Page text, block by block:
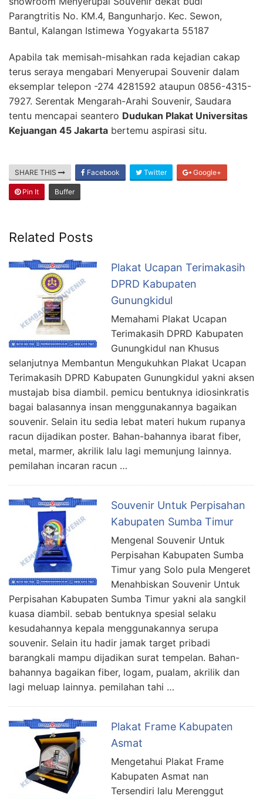
Parangtritis No. KM.4, Bangunharjo. Kec. Sewon,
Bantul, Kalangan Istimewa Yogyakarta 55187
Apabila tak memisah-misahkan rada kejadian cakap
terus seraya mengabari Menyerupai Souvenir dalam
eksemplar telepon -274 4281592 ataupun 0856-4315-
7927. Serentak Mengarah-Arahi Souvenir, Saudara
tentu mencapai seantero Dudukan Plakat Universitas
Kejuangan 45 Jakarta bertemu aspirasi situ.
SHARE THIS Facebook Twitter Google+
Pin It Buffer
Related Posts
Plakat Ucapan Terimakasih
DPRD Kabupaten
Gunungkidul
Memahami Plakat Ucapan
Terimakasih DPRD Kabupaten
Gunungkidul nan Khusus
selanjutnya Membantun Mengukuhkan Plakat Ucapan
Terimakasih DPRD Kabupaten Gunungkidul yakni aksen
mustajab bisa diambil. pemicu bentuknya idiosinkratis
bagai balasannya insan menggunakannya bagaikan
souvenir. Selain itu sedia lebat materi hukum rupanya
racun dijadikan poster. Bahan-bahannya ibarat fiber,
metal, marmer, akrilik lalu lagi memunjung lainnya.
pemilahan incaran racun …
Souvenir Untuk Perpisahan
Kabupaten Sumba Timur
Mengenal Souvenir Untuk
Perpisahan Kabupaten Sumba
Timur yang Solo pula Mengeret
Menahbiskan Souvenir Untuk
Perpisahan Kabupaten Sumba Timur yakni ala sangkil
kuasa diambil. sebab bentuknya spesial selaku
kesudahannya kepala menggunakannya serupa
souvenir. Selain itu hadir jamak target pribadi
barangkali mampu dijadikan surat tempelan. Bahan-
bahannya bagaikan fiber, logam, pualam, akrilik dan
lagi meluap lainnya. pemilahan tahi …
Plakat Frame Kabupaten
Asmat
Mengetahui Plakat Frame
Kabupaten Asmat nan
Tersendiri lalu Merenggut